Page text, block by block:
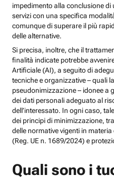
impedimento alla conclusione di
servizi con una specifica
comunque di superare il più
delle alternative.
Si precisa, inoltre, che il
finalità indicate potrebbe
Artificiale (AI), a seguito di
tecniche e organizzative – quali
pseudonimizzazione – idonee a
dei dati personali adeguato al
dell’interessato. In ogni caso,
dei principi di minimizzazione,
delle normative vigenti in
(Reg. UE n. 1689/2024) e
Quali sono i